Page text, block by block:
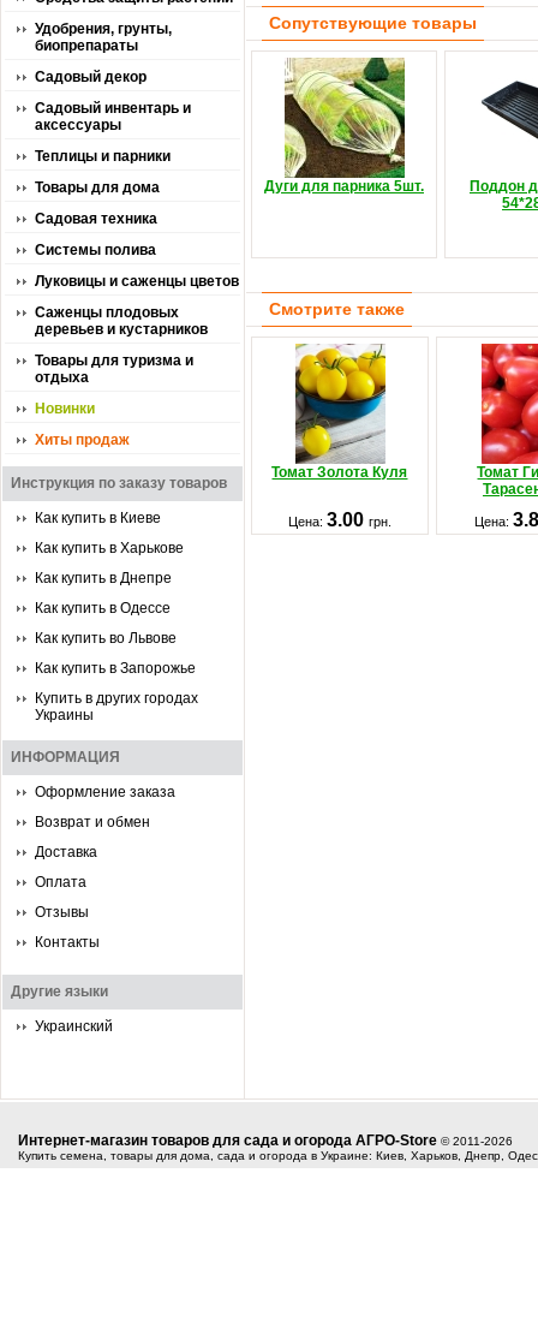
Удобрения, грунты,
биопрепараты
Садовый декор
Садовый инвентарь и
аксессуары
Теплицы и парники
Товары для дома
Садовая техника
Системы полива
Луковицы и саженцы цветов
Саженцы плодовых
деревьев и кустарников
Товары для туризма и
отдыха
Новинки
Хиты продаж
Инструкция по заказу товаров
Как купить в Киеве
Как купить в Харькове
Как купить в Днепре
Как купить в Одессе
Как купить во Львове
Как купить в Запорожье
Купить в других городах
Украины
ИНФОРМАЦИЯ
Оформление заказа
Возврат и обмен
Доставка
Оплата
Отзывы
Контакты
Другие языки
Украинский
Сопутствующие товары
Дуги для парника 5шт.
Поддон
Смотрите также
Томат Золота Куля
Томат
Цена: 3.00 грн. Цена:
Интернет-магазин товаров для сада и огорода АГРО-Store © 2011-2026
Купить семена, товары для дома, сада и огорода в Украине: Киев, Харьков, Днепр,